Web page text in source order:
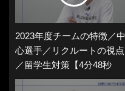
2023年度チームの特徴／中
心選手／リクルートの視点
／留学生対策【4分48秒
1/4】